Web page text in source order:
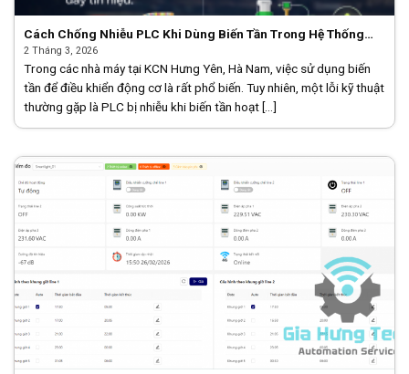
Cách Chống Nhiễu PLC Khi Dùng Biến Tần Trong Hệ Thống
Công Nghiệp
2 Tháng 3, 2026
Trong các nhà máy tại KCN Hưng Yên, Hà Nam, việc sử dụng biến
tần để điều khiển động cơ là rất phổ biến. Tuy nhiên, một lỗi kỹ thuật
thường gặp là PLC bị nhiễu khi biến tần hoạt [...]